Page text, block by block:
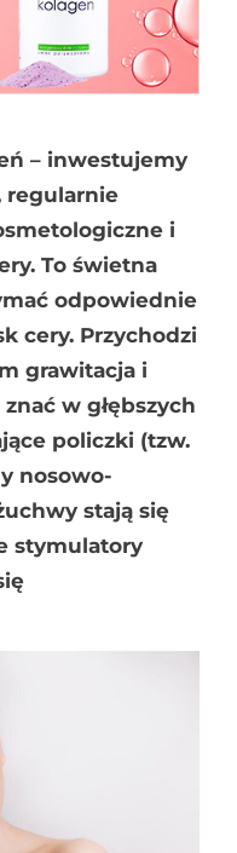
– inwestujemy
regularnie
i
To świetna
odpowiednie
cery. Przychodzi
grawitacja i
w głębszych
policzki (tzw.
nosowo-
stają się
stymulatory